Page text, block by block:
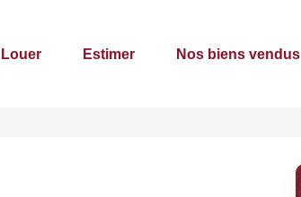
Louer Estimer Nos biens vendus